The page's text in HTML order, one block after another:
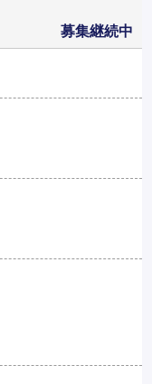
募集継続中